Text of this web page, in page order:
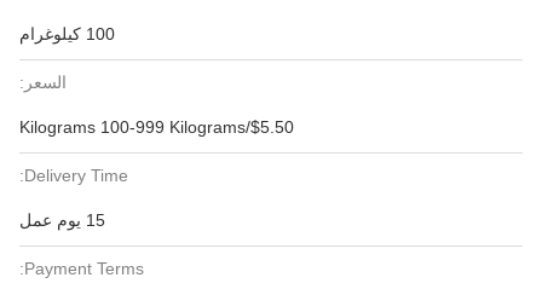
100 كيلوغرام
السعر:
$5.50/Kilograms 100-999 Kilograms
Delivery Time:
15 يوم عمل
Payment Terms: